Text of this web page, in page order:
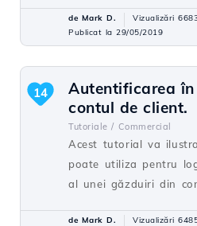
de Mark D. Vizualizări
Publicat la 29/05/2019
Autentificarea
contul de client.
Tutoriale / Commercial
Acest tutorial va
poate utiliza pentru
al unei găzduiri din
14
de Mark D. Vizualizări